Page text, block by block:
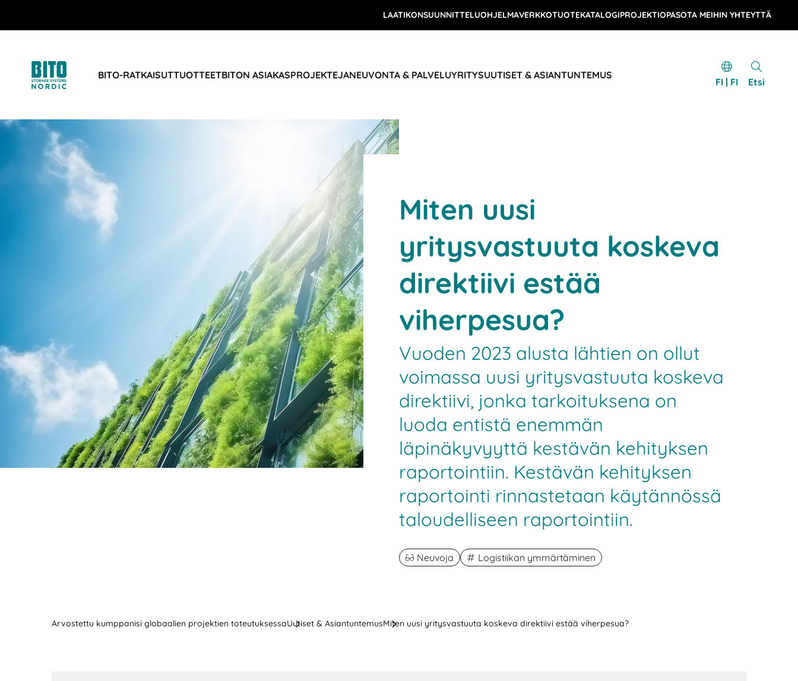
LAATIKONSUUNNITTELUOHJELMAVERKKOTUOTEKATALOGIPROJEKTIOPASOTA MEIHIN YHTEYTTÄ
BITO-RATKAISUTTUOTTEETBITON ASIAKASPROJEKTEJANEUVONTA & PALVELUYRITYSUUTISET & ASIANTUNTEMUS
FI | FI Etsi
Miten uusi
yritysvastuuta koskeva
direktiivi estää
viherpesua?
Vuoden 2023 alusta lähtien on ollut
voimassa uusi yritysvastuuta koskeva
direktiivi, jonka tarkoituksena on
luoda entistä enemmän
läpinäkyvyyttä kestävän kehityksen
raportointiin. Kestävän kehityksen
raportointi rinnastetaan käytännössä
taloudelliseen raportointiin.
Neuvoja Logistiikan ymmärtäminen
Arvostettu kumppanisi globaalien projektien toteutuksessaUutiset & AsiantuntemusMiten uusi yritysvastuuta koskeva direktiivi estää viherpesua?